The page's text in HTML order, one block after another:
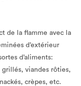
de la flamme avec la
d’extérieur
d’aliments:
viandes rôties,
crèpes, etc.